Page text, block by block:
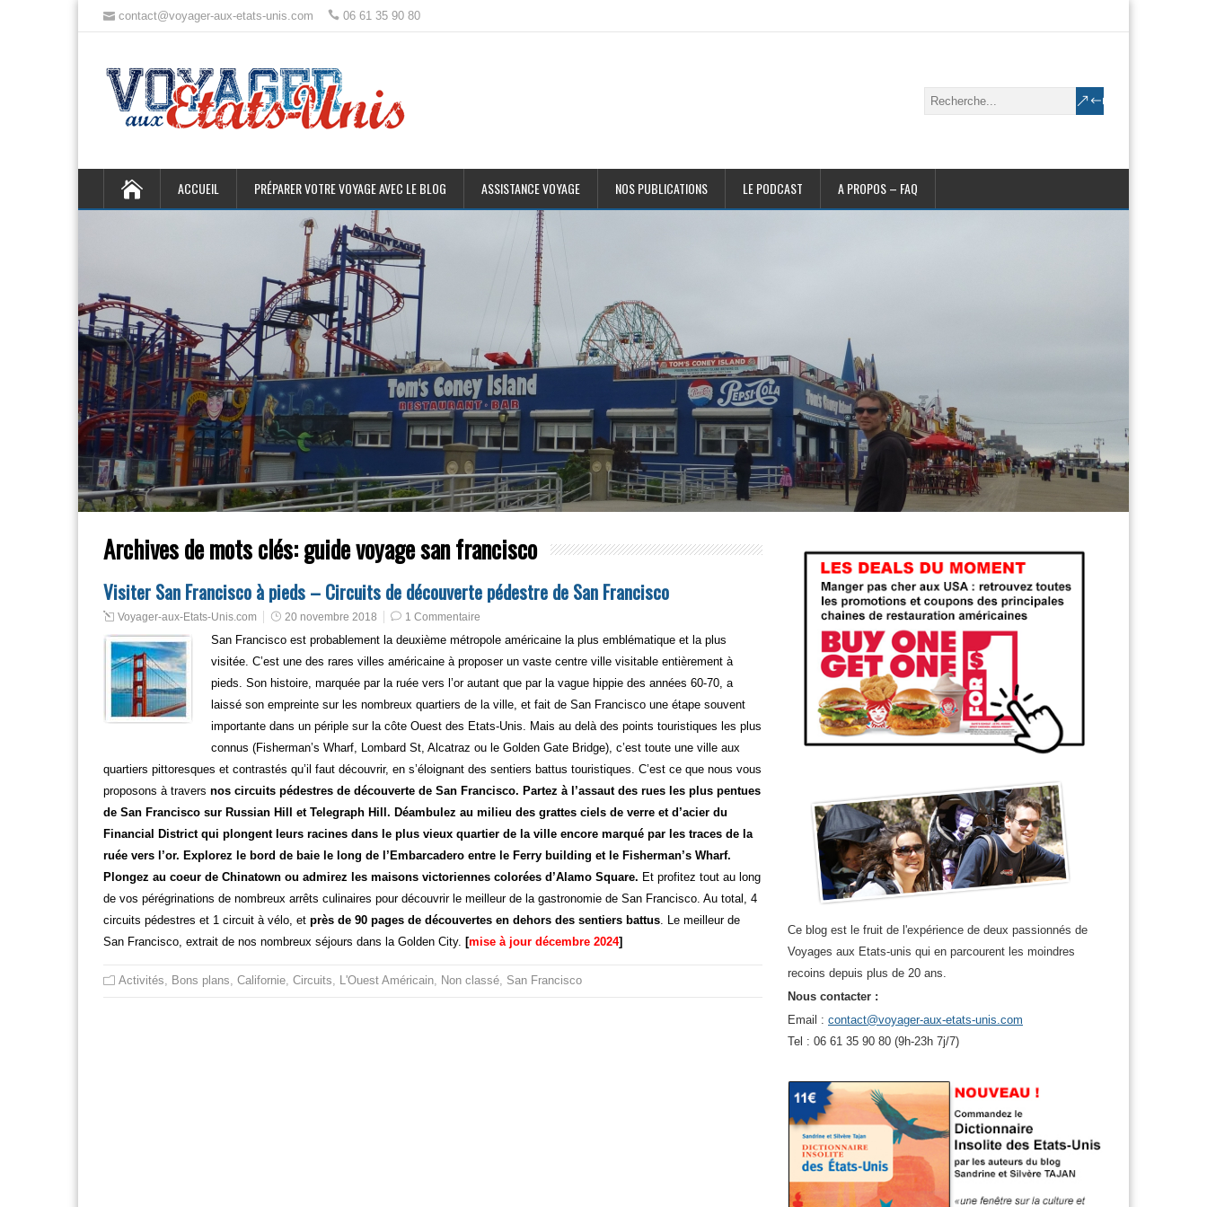
contact@voyager-aux-etats-unis.com 06 61 35 90 80
ACCUEIL PRÉPARER VOTRE VOYAGE AVEC LE BLOG ASSISTANCE VOYAGE NOS PUBLICATIONS LE PODCAST A PROPOS – FAQ
Archives de mots clés:guide voyage san francisco
Visiter San Francisco à pieds – Circuits de découverte pédestre de San Francisco
Voyager-aux-Etats-Unis.com 20 novembre 2018 1 Commentaire
San Francisco est probablement la deuxième métropole américaine la plus emblématique et la plus
visitée. C’est une des rares villes américaine à proposer un vaste centre ville visitable entièrement à
pieds. Son histoire, marquée par la ruée vers l’or autant que par la vague hippie des années 60-70, a
laissé son empreinte sur les nombreux quartiers de la ville, et fait de San Francisco une étape souvent
importante dans un périple sur la côte Ouest des Etats-Unis. Mais au delà des points touristiques les plus
connus (Fisherman’s Wharf, Lombard St, Alcatraz ou le Golden Gate Bridge), c’est toute une ville aux
quartiers pittoresques et contrastés qu’il faut découvrir, en s’éloignant des sentiers battus touristiques. C’est ce que nous vous
proposons à travers nos circuits pédestres de découverte de San Francisco. Partez à l’assaut des rues les plus pentues
de San Francisco sur Russian Hill et Telegraph Hill. Déambulez au milieu des grattes ciels de verre et d’acier du
Financial District qui plongent leurs racines dans le plus vieux quartier de la ville encore marqué par les traces de la
ruée vers l’or. Explorez le bord de baie le long de l’Embarcadero entre le Ferry building et le Fisherman’s Wharf.
Plongez au coeur de Chinatown ou admirez les maisons victoriennes colorées d’Alamo Square. Et profitez tout au long
de vos pérégrinations de nombreux arrêts culinaires pour découvrir le meilleur de la gastronomie de San Francisco. Au total, 4
circuits pédestres et 1 circuit à vélo, et près de 90 pages de découvertes en dehors des sentiers battus. Le meilleur de
San Francisco, extrait de nos nombreux séjours dans la Golden City. [mise à jour décembre 2024]
Activités, Bons plans, Californie, Circuits, L'Ouest Américain, Non classé, San Francisco
Ce blog est le fruit de l'expérience de deux passionnés de
Voyages aux Etats-unis qui en parcourent les moindres
recoins depuis plus de 20 ans.
Nous contacter :
Email : contact@voyager-aux-etats-unis.com
Tel : 06 61 35 90 80 (9h-23h 7j/7)